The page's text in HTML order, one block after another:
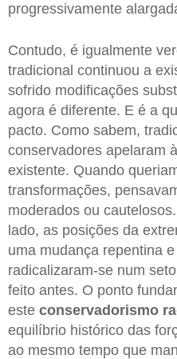
progressivamente
Contudo, é igualmente
tradicional continuou a
sofrido modificações
agora é diferente. E é a
pacto. Como sabem,
conservadores apelaram
existente. Quando
transformações,
moderados ou
lado, as posições da
uma mudança repentina
radicalizaram-se num
feito antes. O ponto
este conservadorismo
equilíbrio histórico das
ao mesmo tempo que